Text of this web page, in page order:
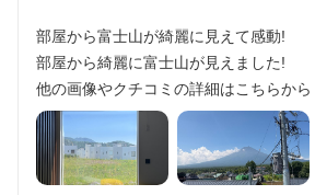
部屋から富士山が綺麗に見えて感動!
部屋から綺麗に富士山が見えました!
他の画像やクチコミの詳細はこちらか
https://review.travel.rakuten.co.jp/hotel/
reviewId=33123478188058